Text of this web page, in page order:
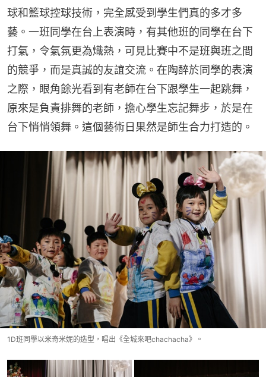
球和籃球控球技術，完全感受到學生們真的多才多
藝。一班同學在台上表演時，有其他班的同學在台下
打氣，令氣氛更為熾熱，可見比賽中不是班與班之間
的競爭，而是真誠的友誼交流。在陶醉於同學的表演
之際，眼角餘光看到有老師在台下跟學生一起跳舞，
原來是負責排舞的老師，擔心學生忘記舞步，於是在
台下悄悄領舞。這個藝術日果然是師生合力打造的。
1D班同學以米奇米妮的造型，唱出《全城來吧chachacha》。